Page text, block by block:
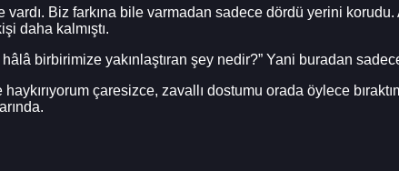
Biz farkına bile varmadan sadece dördü yerini
daha kalmıştı.
birbirimize yakınlaştıran şey nedir?” Yani buradan
çaresizce, zavallı dostumu orada öylece